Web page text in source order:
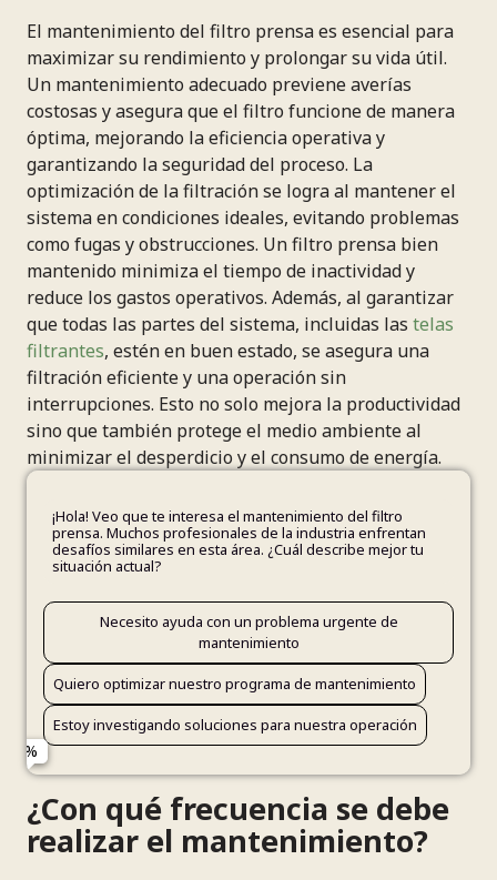
El mantenimiento del filtro prensa es esencial para
maximizar su rendimiento y prolongar su vida útil.
Un mantenimiento adecuado previene averías
costosas y asegura que el filtro funcione de manera
óptima, mejorando la eficiencia operativa y
garantizando la seguridad del proceso. La
optimización de la filtración se logra al mantener el
sistema en condiciones ideales, evitando problemas
como fugas y obstrucciones. Un filtro prensa bien
mantenido minimiza el tiempo de inactividad y
reduce los gastos operativos. Además, al garantizar
que todas las partes del sistema, incluidas las telas
filtrantes, estén en buen estado, se asegura una
filtración eficiente y una operación sin
interrupciones. Esto no solo mejora la productividad
sino que también protege el medio ambiente al
minimizar el desperdicio y el consumo de energía.
¡Hola! Veo que te interesa el mantenimiento del filtro
prensa. Muchos profesionales de la industria enfrentan
desafíos similares en esta área. ¿Cuál describe mejor tu
situación actual?
Necesito ayuda con un problema urgente de
mantenimiento
Quiero optimizar nuestro programa de mantenimiento
Estoy investigando soluciones para nuestra operación
Obstrucciones o reducción de capacidad
Desgaste prematuro de componentes
Otro problema técnico
Cada seis meses o más frecuente
Menos de dos veces al año Solo cuando hay problemas
Aún no tenemos un programa establecido
Buscando piezas de repuesto y productos
Considerando actualizar nuestro equipo actual
Aprendiendo sobre mejores prácticas
Nombre
Email
Teléfono (opcional)
Reducir tiempo de inactividad Disminuir gastos operativos
Mejorar eficiencia de filtración Todo lo anterior
Tratamiento de aguas residuales Otra industria
Nombre
Teléfono (opcional)
Nombre
Email
Teléfono (opcional)
¿Con qué frecuencia se debe
realizar el mantenimiento?